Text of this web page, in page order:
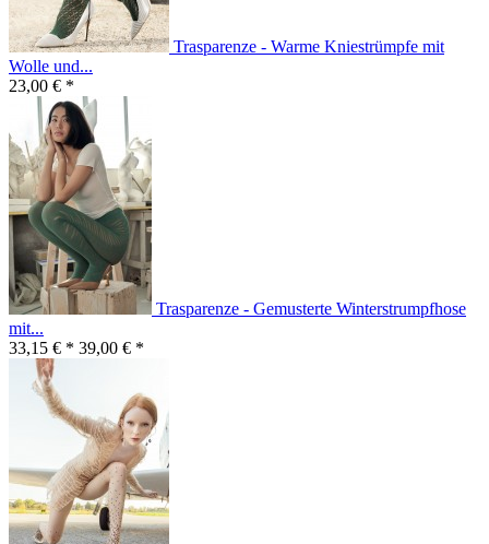
Trasparenze - Warme Kniestrümpfe mit
Wolle und...
23,00 € *
Trasparenze - Gemusterte Winterstrumpfhose
mit...
33,15 € * 39,00 € *